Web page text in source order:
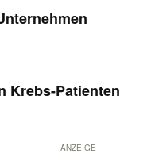
Krebs-Patienten
ANZEIGE